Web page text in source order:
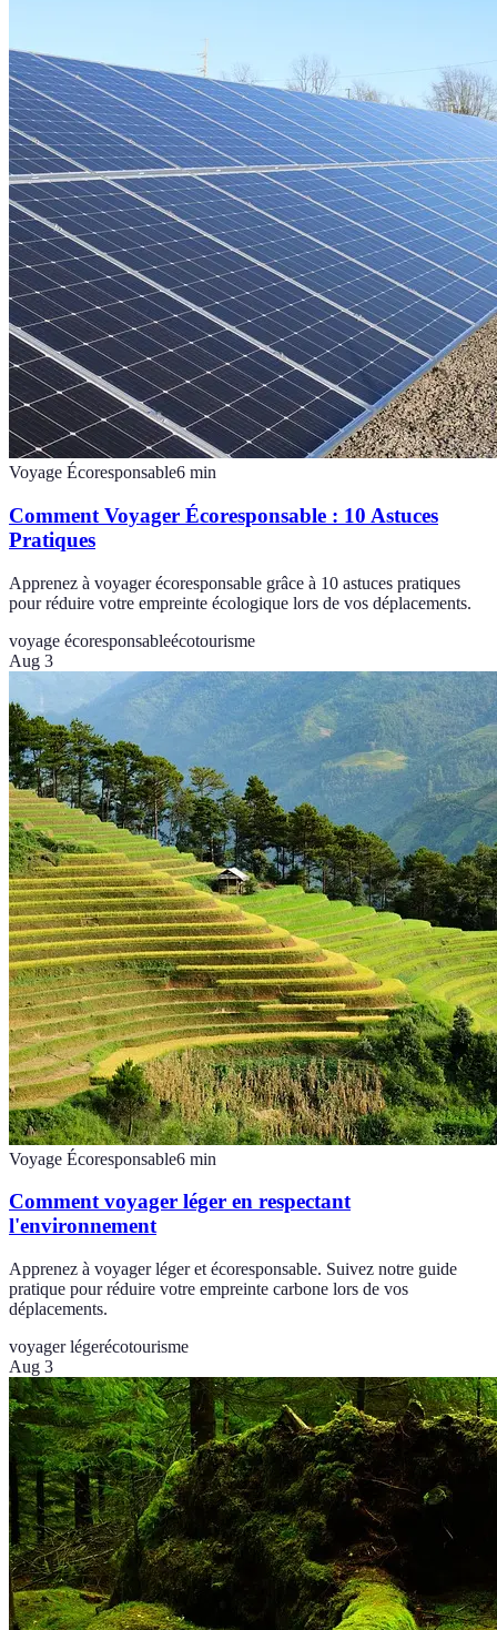
Voyage Écoresponsable6 min
Comment Voyager Écoresponsable : 10 Astuces
Pratiques
Apprenez à voyager écoresponsable grâce à 10 astuces pratiques
pour réduire votre empreinte écologique lors de vos déplacements.
voyage écoresponsableécotourisme
Aug 3
Voyage Écoresponsable6 min
Comment voyager léger en respectant
l'environnement
Apprenez à voyager léger et écoresponsable. Suivez notre guide
pratique pour réduire votre empreinte carbone lors de vos
déplacements.
voyager légerécotourisme
Aug 3